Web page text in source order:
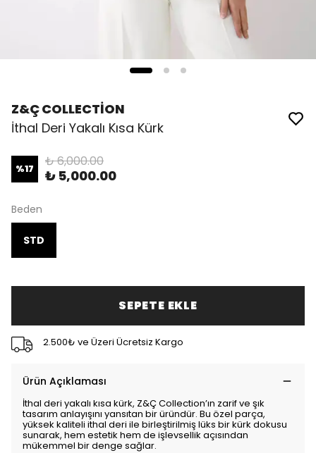
Z&Ç COLLECTİON
İthal Deri Yakalı Kısa Kürk
%17 ₺ 6,000.00
₺ 5,000.00
Beden
STD
SEPETE EKLE
2.500₺ ve Üzeri Ücretsiz Kargo
Ürün Açıklaması
İthal deri yakalı kısa kürk, Z&Ç Collection’ın zarif ve şık
tasarım anlayışını yansıtan bir üründür. Bu özel parça,
yüksek kaliteli ithal deri ile birleştirilmiş lüks bir kürk dokusu
sunarak, hem estetik hem de işlevsellik açısından
mükemmel bir denge sağlar.